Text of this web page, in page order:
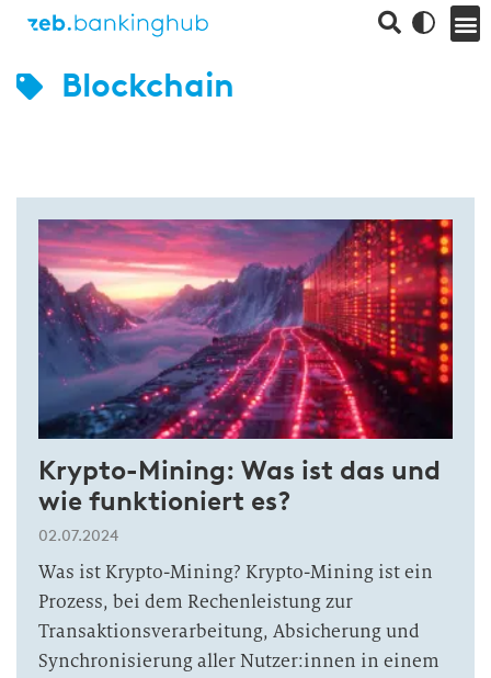
Blockchain
Krypto-Mining: Was ist das und
wie funktioniert es?
02.07.2024
Was ist Krypto-Mining? Krypto-Mining ist ein
Prozess, bei dem Rechenleistung zur
Transaktionsverarbeitung, Absicherung und
Synchronisierung aller Nutzer:innen in einem